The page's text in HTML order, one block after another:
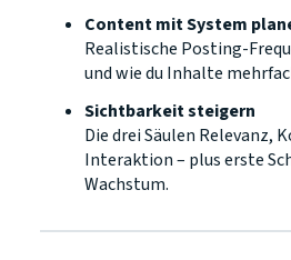
Content mit System
Realistische Posting-
und wie du Inhalte
Sichtbarkeit steigern
Die drei Säulen Relevanz,
Interaktion – plus erste
Wachstum.